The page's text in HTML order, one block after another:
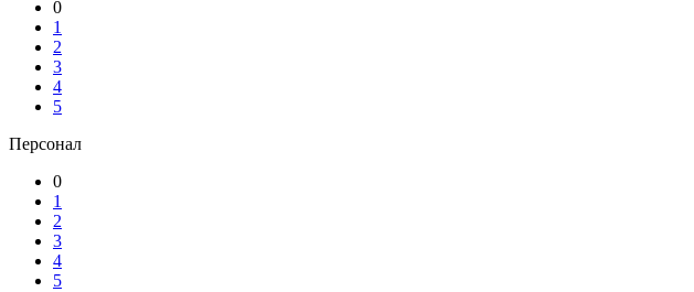
0
1
2
3
4
5
Персонал
0
1
2
3
4
5